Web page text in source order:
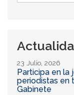
de
23 Julio, 2026
Participa en la
periodistas en
Gabinete